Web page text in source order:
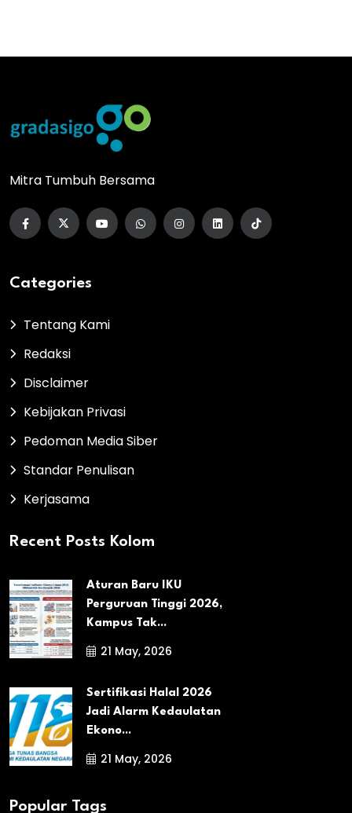
Mitra Tumbuh Bersama
Categories
Tentang Kami
Redaksi
Disclaimer
Kebijakan Privasi
Pedoman Media Siber
Standar Penulisan
Kerjasama
Recent Posts Kolom
Aturan Baru IKU
Perguruan Tinggi 2026,
Kampus Tak...
21 May, 2026
Sertifikasi Halal 2026
Jadi Alarm Kedaulatan
Ekono...
21 May, 2026
Popular Tags